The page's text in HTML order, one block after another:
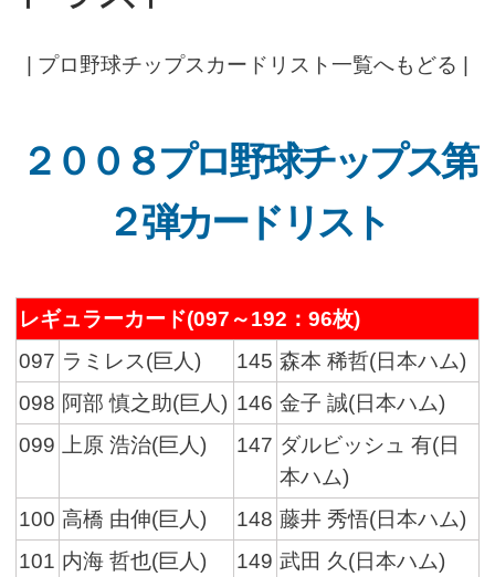
プロ野球チップスカードリスト一覧へもどる
２００８プロ野球チップス第
２弾カードリスト
レギュラーカード(097～192：96枚)
097 ラミレス(巨人) 145 森本 稀哲(日本ハム)
098 阿部 慎之助(巨人) 146 金子 誠(日本ハム)
099 上原 浩治(巨人) 147 ダルビッシュ 有(日
本ハム)
100 高橋 由伸(巨人) 148 藤井 秀悟(日本ハム)
101 内海 哲也(巨人) 149 武田 久(日本ハム)